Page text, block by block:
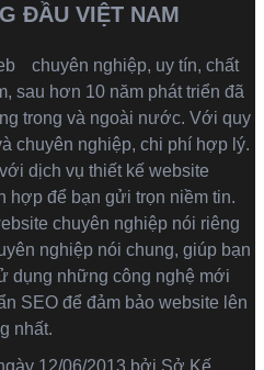
ĐẦU VIỆT NAM
chuyên nghiệp, uy tín, chất
sau hơn 10 năm phát triển đã
trong và ngoài nước. Với quy
chuyên nghiệp, chi phí hợp lý.
dịch vụ thiết kế website
hợp để bạn gửi trọn niềm tin.
chuyên nghiệp nói riêng
nghiệp nói chung, giúp bạn
dụng những công nghệ mới
SEO để đảm bảo website lên
nhất.
12/06/2013 bởi Sở Kế